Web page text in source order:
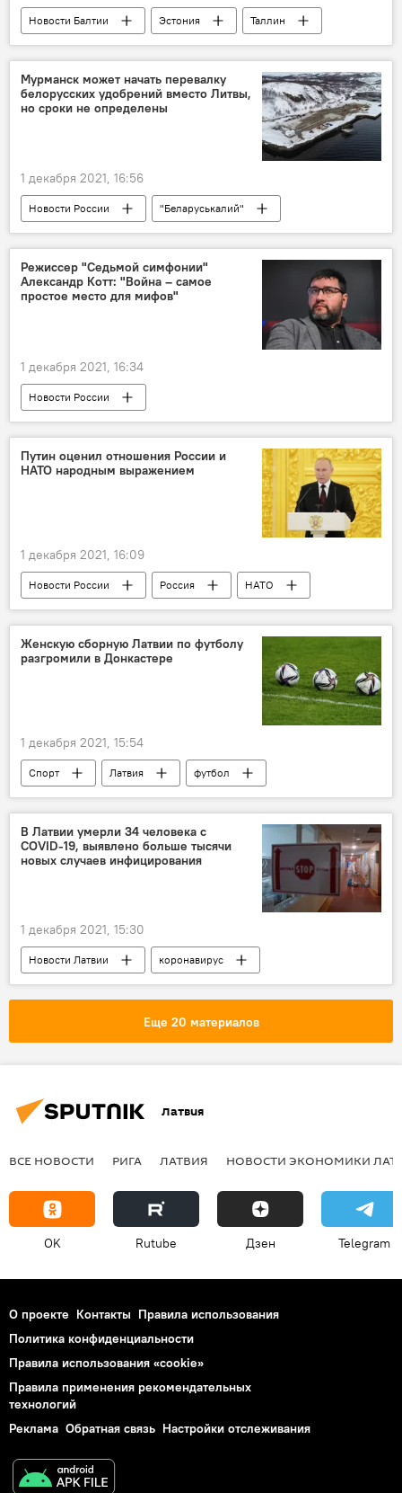
Новости Балтии Эстония
Таллин
коронавирус
Мурманск может начать перевалку
белорусских удобрений вместо Литвы,
но сроки не определены
1 декабря 2021, 16:56
Новости России
"Беларуськалий"
"Морской торговый порт "Лавна"
Режиссер "Седьмой симфонии"
Александр Котт: "Война – самое
простое место для мифов"
1 декабря 2021, 16:34
Новости России
Великая Отечественная война
фильм
режиссер
Путин оценил отношения России и
НАТО народным выражением
1 декабря 2021, 16:09
Новости России Россия
НАТО
безопасность
Владимир Путин
МИД РФ
Сергей Лавров
Женскую сборную Латвии по футболу
разгромили в Донкастере
1 декабря 2021, 15:54
Спорт Латвия
футбол
Англия
В Латвии умерли 34 человека с
COVID-19, выявлено больше тысячи
новых случаев инфицирования
1 декабря 2021, 15:30
Новости Латвии коронавирус
Еще 20 материалов
Латвия
ВСЕ НОВОСТИ РИГА ЛАТВИЯ НОВОСТИ ЭКОНОМИКИ
OK Rutube Дзен Telegram
О проекте Контакты Правила использования
Политика конфиденциальности
Правила использования «cookie»
Правила применения рекомендательных
технологий
Реклама Обратная связь Настройки отслеживания